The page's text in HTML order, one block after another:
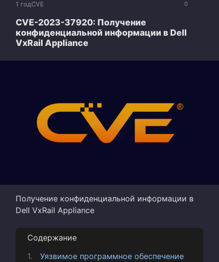
0
1 годCVE
CVE-2023-37920: Получение
конфиденциальной информации в Dell
VxRail Appliance
Получение конфиденциальной информации в
Dell VxRail Appliance
Содержание
Уязвимое программное обеспечение